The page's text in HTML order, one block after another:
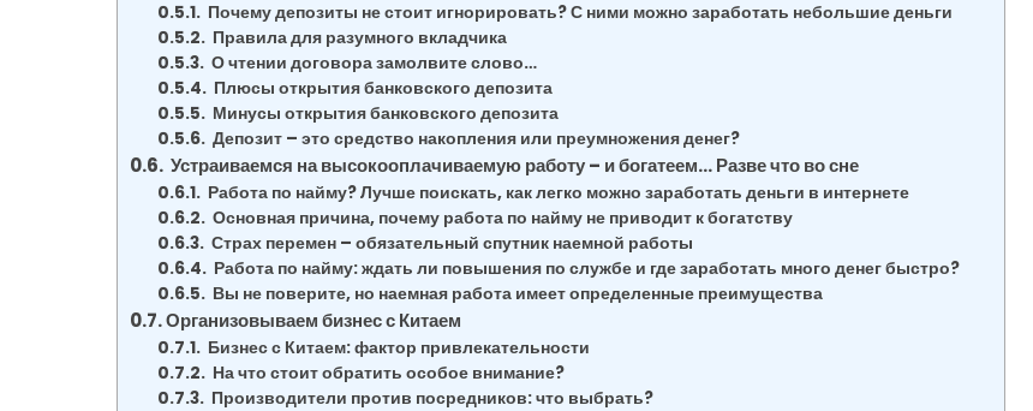
Почему депозиты не стоит игнорировать? С ними можно заработать небольшие деньги
Правила для разумного вкладчика
О чтении договора замолвите слово…
Плюсы открытия банковского депозита
Минусы открытия банковского депозита
Депозит – это средство накопления или преумножения денег?
Устраиваемся на высокооплачиваемую работу – и богатеем… Разве что во сне
Работа по найму? Лучше поискать, как легко можно заработать деньги в интернете
Основная причина, почему работа по найму не приводит к богатству
Страх перемен – обязательный спутник наемной работы
Работа по найму: ждать ли повышения по службе и где заработать много денег быстро?
Вы не поверите, но наемная работа имеет определенные преимущества
Организовываем бизнес с Китаем
Бизнес с Китаем: фактор привлекательности
На что стоит обратить особое внимание?
Производители против посредников: что выбрать?